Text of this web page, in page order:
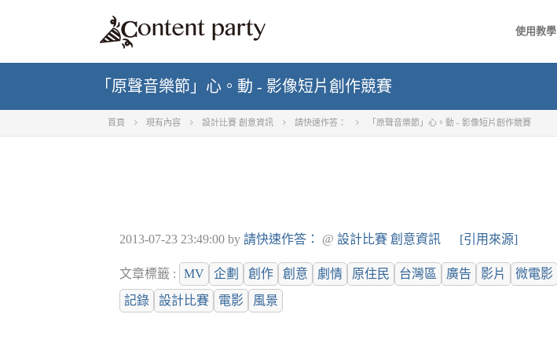
使用教學
「原聲音樂節」心。動 - 影像短片創作競賽
首頁 現有內容 設計比賽 創意資訊 請快速作答： 「原聲音樂節」心。動 - 影像短片創作競賽
2013-07-23 23:49:00 by 請快速作答： @ 設計比賽 創意資訊 [引用來源]
文章標籤 : MV 企劃 創作 創意 劇情 原住民 台灣區 廣告 影片 微電影
記錄
設計比賽 電影 風景